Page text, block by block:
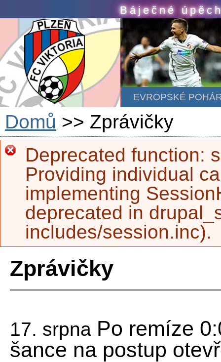
Báječné
EVROPSKÉ
Domů >> Zprávičky
Error message
Deprecated function:
Providing individual
implementing
deprecated in
includes/session.inc).
Zprávičky
17. srpna Po remíze
šance na postup